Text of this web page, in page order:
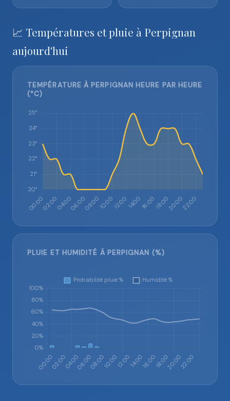
📈 Températures et pluie à Perpignan
aujourd'hui
TEMPÉRATURE À PERPIGNAN HEURE PAR HEURE
(°C)
PLUIE ET HUMIDITÉ À PERPIGNAN (%)